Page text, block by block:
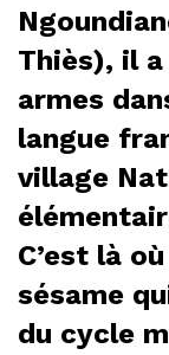
Thiès), il
armes
langue
village
C’est là
sésame
du cycle